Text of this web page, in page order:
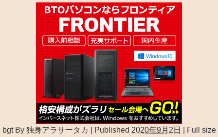
bgt By 独身アラサータカ Published 2020年9月2日
Full size